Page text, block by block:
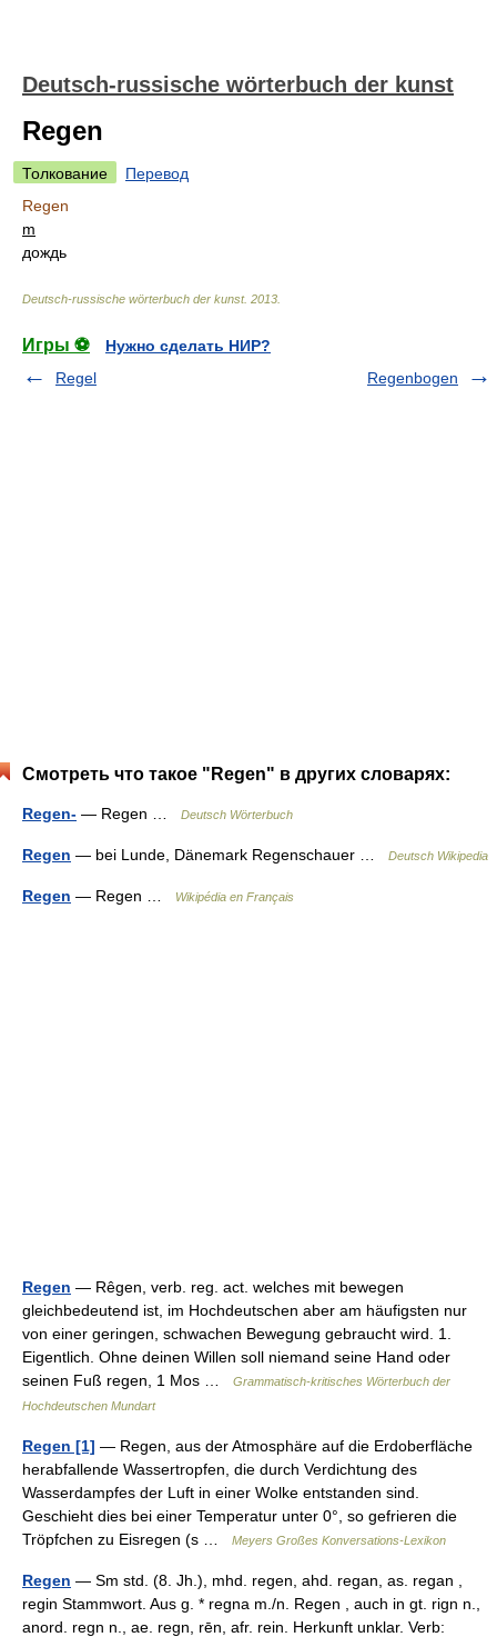
Deutsch-russische wörterbuch der kunst
Regen
Толкование
Перевод
Regen
m
дождь
Deutsch-russische wörterbuch der kunst. 2013
Игры ⚽
Нужно сделать НИР?
Regel
Regenbogen
Смотреть что такое "Regen" в других словарях:
Regen- — Regen … Deutsch Wörterbuch
Regen — bei Lunde, Dänemark Regenschauer … Deutsch Wikipedia
Regen — Regen … Wikipédia en Français
Regen — Rêgen, verb. reg. act. welches mit bewegen
gleichbedeutend ist, im Hochdeutschen aber am häufigsten nur
von einer geringen, schwachen Bewegung gebraucht wird. 1.
Eigentlich. Ohne deinen Willen soll niemand seine Hand oder
seinen Fuß regen, 1 Mos …
Grammatisch-kritisches Wörterbuch der
Hochdeutschen Mundart
Regen [1] — Regen, aus der Atmosphäre auf die Erdoberfläche
herabfallende Wassertropfen, die durch Verdichtung des
Wasserdampfes der Luft in einer Wolke entstanden sind.
Geschieht dies bei einer Temperatur unter 0°, so gefrieren die
Tröpfchen zu Eisregen (s …
Meyers Großes Konversations-Lexikon
Regen — Sm std. (8. Jh.), mhd. regen, ahd. regan, as. regan ,
regin Stammwort. Aus g. * regna m./n. Regen , auch in gt. rign n.,
anord. regn n., ae. regn, rēn, afr. rein. Herkunft unklar. Verb: